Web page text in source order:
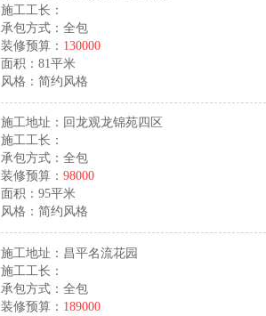
施工工长：
承包方式：全包
装修预算： 130000
面积：81平米
风格：简约风格
施工地址：回龙观龙锦苑四区
施工工长：
承包方式：全包
装修预算：98000
面积：95平米
风格：简约风格
施工地址：昌平名流花园
施工工长：
承包方式：全包
装修预算： 189000